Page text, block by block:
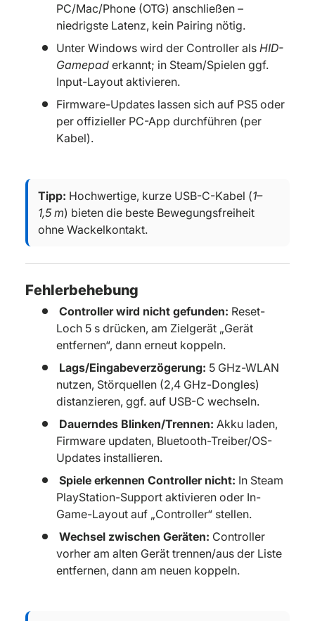
PC/Mac/Phone (OTG) anschließen –
niedrigste Latenz, kein Pairing nötig.
Unter Windows wird der Controller als HID-
Gamepad erkannt; in Steam/Spielen ggf.
Input-Layout aktivieren.
Firmware-Updates lassen sich auf PS5 oder
per offizieller PC-App durchführen (per
Kabel).
Tipp: Hochwertige, kurze USB-C-Kabel (1–
1,5 m) bieten die beste Bewegungsfreiheit
ohne Wackelkontakt.
Fehlerbehebung
Controller wird nicht gefunden: Reset-
Loch 5 s drücken, am Zielgerät „Gerät
entfernen“, dann erneut koppeln.
Lags/Eingabeverzögerung: 5 GHz-WLAN
nutzen, Störquellen (2,4 GHz-Dongles)
distanzieren, ggf. auf USB-C wechseln.
Dauerndes Blinken/Trennen: Akku laden,
Firmware updaten, Bluetooth-Treiber/OS-
Updates installieren.
Spiele erkennen Controller nicht: In Steam
PlayStation-Support aktivieren oder In-
Game-Layout auf „Controller“ stellen.
Wechsel zwischen Geräten: Controller
vorher am alten Gerät trennen/aus der Liste
entfernen, dann am neuen koppeln.